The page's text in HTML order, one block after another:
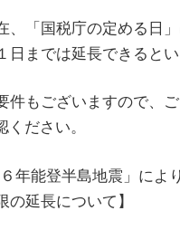
「国税庁の定める日
日までは延長できるとい
件もございますので、
ださい。
６年能登半島地震」に
延長について】